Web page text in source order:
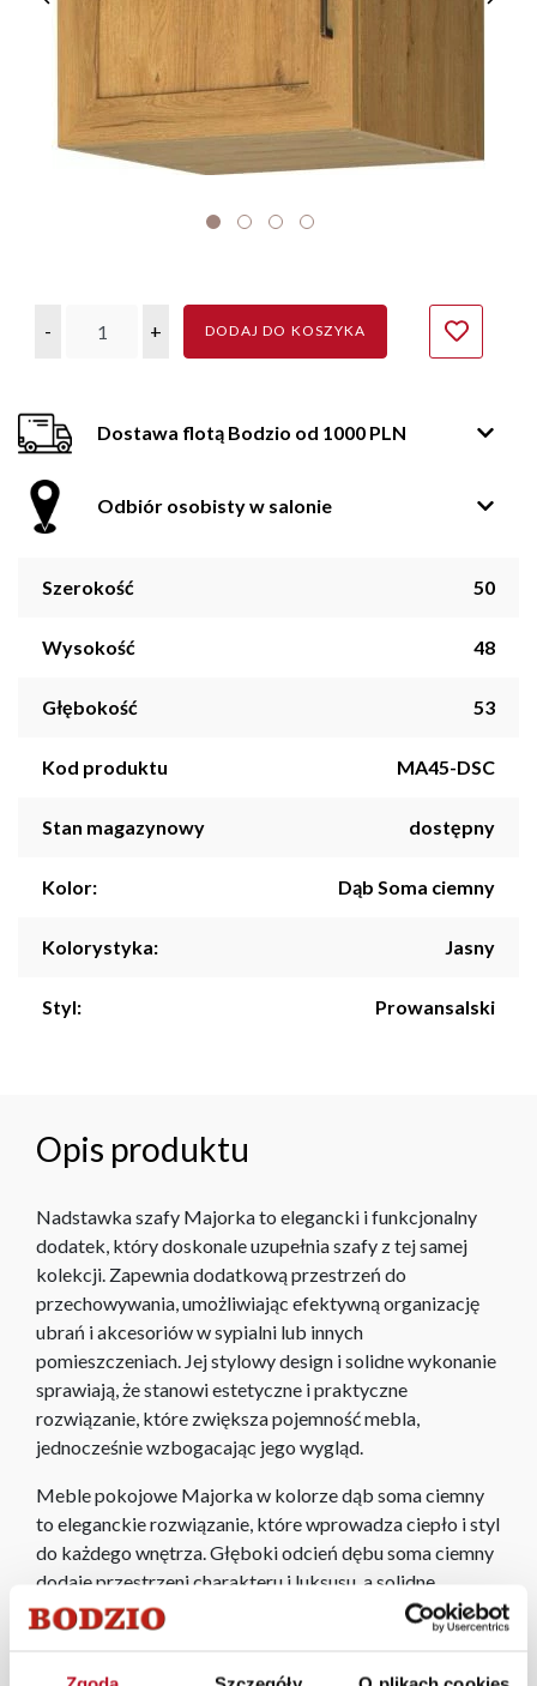
- + DODAJ DO KOSZYKA
Dostawa flotą Bodzio od 1000 PLN
Odbiór osobisty w salonie
Szerokość 50
Wysokość 48
Głębokość 53
Kod produktu MA45-DSC
Stan magazynowy dostępny
Kolor: Dąb Soma ciemny
Kolorystyka: Jasny
Styl: Prowansalski
Opis produktu
Nadstawka szafy Majorka to elegancki i funkcjonalny
dodatek, który doskonale uzupełnia szafy z tej samej
kolekcji. Zapewnia dodatkową przestrzeń do
przechowywania, umożliwiając efektywną organizację
ubrań i akcesoriów w sypialni lub innych
pomieszczeniach. Jej stylowy design i solidne wykonanie
sprawiają, że stanowi estetyczne i praktyczne
rozwiązanie, które zwiększa pojemność mebla,
jednocześnie wzbogacając jego wygląd.
Meble pokojowe Majorka w kolorze dąb soma ciemny
to eleganckie rozwiązanie, które wprowadza ciepło i styl
do każdego wnętrza. Głęboki odcień dębu soma ciemny
dodaje przestrzeni charakteru i luksusu, a solidne
wykonanie zapewnia trwałość i funkcjonalność. Kolekcja
Majorka łączy nowoczesny design z klasyczną estetyką,